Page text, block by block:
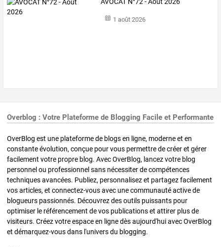
AVOCAT N°72 - Août 2026
1 août 2026
Overblog : Votre Plateforme de Blogging Facile et Performante
OverBlog est une plateforme de blogs en ligne, moderne et en
constante évolution, conçue pour vous permettre de créer et gérer
facilement votre propre blog. Avec OverBlog, lancez votre blog
personnel ou professionnel sans nécessiter de compétences
techniques avancées. Publiez, personnalisez et partagez facilement
vos articles, et connectez-vous avec une communauté active de
blogueurs passionnés. Découvrez des outils puissants pour
optimiser le référencement de vos publications et attirer plus de
visiteurs. Créez votre espace en ligne dès aujourd'hui avec OverBlog
et démarquez-vous dans l'univers du blogging.